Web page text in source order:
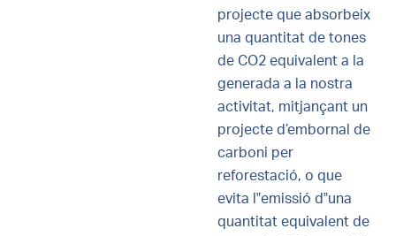
projecte que absorbeix
una quantitat de tones
de CO2 equivalent a la
generada a la nostra
activitat, mitjançant un
projecte d’embornal de
carboni per
reforestació, o que
evita l‟emissió d‟una
quantitat equivalent de